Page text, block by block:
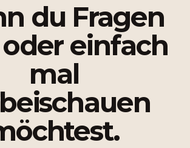
du Fragen
einfach
mal